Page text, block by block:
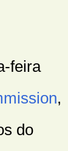
feira
,
do